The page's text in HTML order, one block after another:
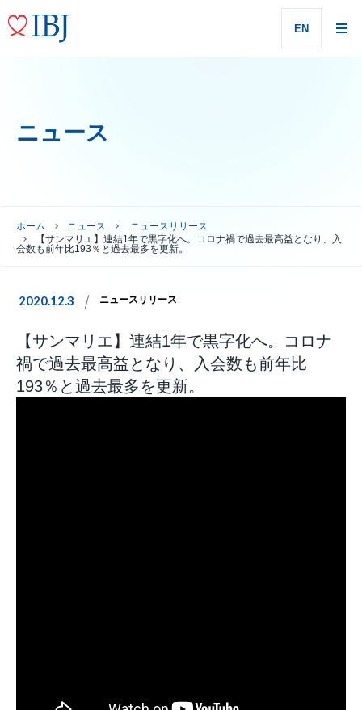
EN
ニュース
ホーム ニュース
ニュースリリース
【サンマリエ】連結1年で黒字化へ。コロナ禍で過去最高益となり、入
会数も前年比193％と過去最多を更新。
2020.12.3 ニュースリリース
【サンマリエ】連結1年で黒字化へ。コロナ
禍で過去最高益となり、入会数も前年比
193％と過去最多を更新。